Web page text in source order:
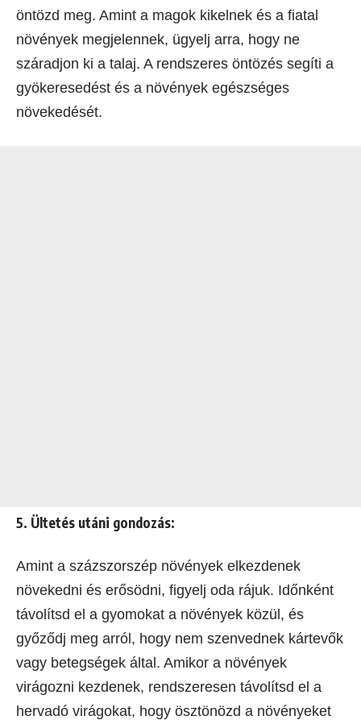
öntözd meg. Amint a magok kikelnek és a fiatal
növények megjelennek, ügyelj arra, hogy ne
száradjon ki a talaj. A rendszeres öntözés segíti a
gyökeresedést és a növények egészséges
növekedését.
5. Ültetés utáni gondozás:
Amint a százszorszép növények elkezdenek
növekedni és erősödni, figyelj oda rájuk. Időnként
távolítsd el a gyomokat a növények közül, és
győződj meg arról, hogy nem szenvednek kártevők
vagy betegségek által. Amikor a növények
virágozni kezdenek, rendszeresen távolítsd el a
hervadó virágokat, hogy ösztönözd a növényeket